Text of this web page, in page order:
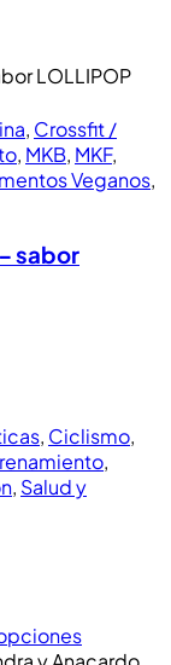
, Crossfit /
, MKB, MKF,
Veganos,
sabor
, Ciclismo,
,
, Salud y